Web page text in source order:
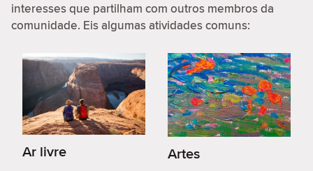
interesses que partilham com outros membros da
comunidade. Eis algumas atividades comuns:
Ar livre Artes